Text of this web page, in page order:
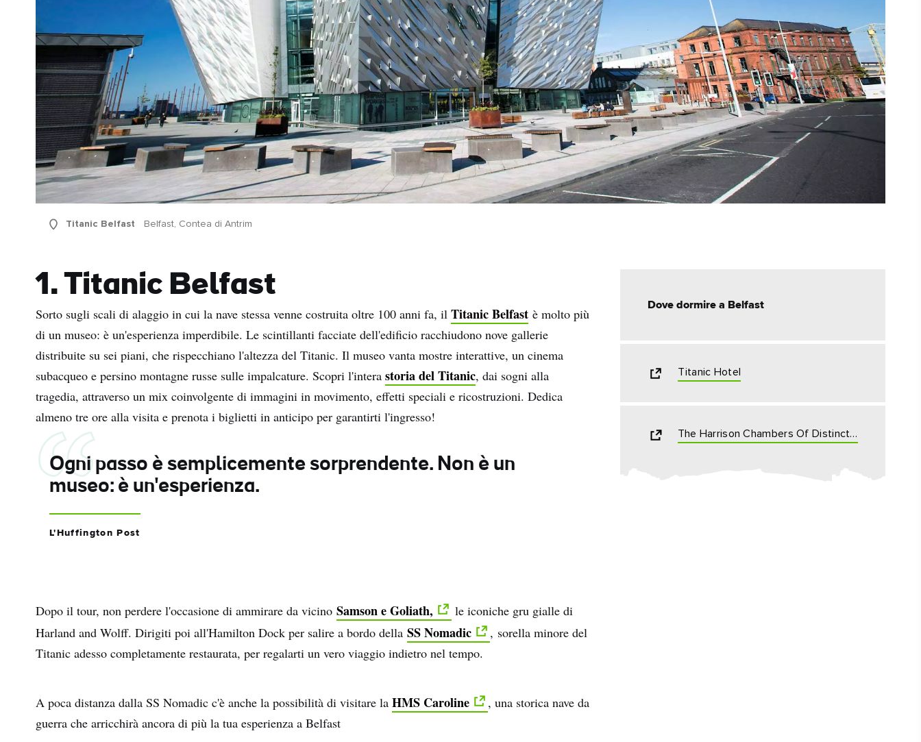
Titanic Belfast Belfast, Contea di Antrim
1. Titanic Belfast
Sorto sugli scali di alaggio in cui la nave stessa venne costruita oltre 100 anni fa, il Titanic Belfast è molto più
di un museo: è un'esperienza imperdibile. Le scintillanti facciate dell'edificio racchiudono nove gallerie
distribuite su sei piani, che rispecchiano l'altezza del Titanic. Il museo vanta mostre interattive, un cinema
subacqueo e persino montagne russe sulle impalcature. Scopri l'intera storia del Titanic, dai sogni alla
tragedia, attraverso un mix coinvolgente di immagini in movimento, effetti speciali e ricostruzioni. Dedica
almeno tre ore alla visita e prenota i biglietti in anticipo per garantirti l'ingresso!
Ogni passo è semplicemente sorprendente. Non è un
museo: è un'esperienza.
L'Huffington Post
Dove dormire a Belfast
Titanic Hotel
The Harrison Chambers Of Distinction
Dopo il tour, non perdere l'occasione di ammirare da vicino Samson e Goliath,
le iconiche gru gialle di
Harland and Wolff. Dirigiti poi all'Hamilton Dock per salire a bordo della SS Nomadic
, sorella minore del
Titanic adesso completamente restaurata, per regalarti un vero viaggio indietro nel tempo.
A poca distanza dalla SS Nomadic c'è anche la possibilità di visitare la HMS Caroline
, una storica nave da
guerra che arricchirà ancora di più la tua esperienza a Belfast